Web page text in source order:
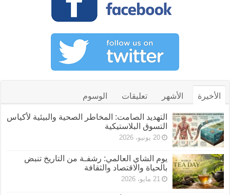
الأخيرة الأشهر تعليقات الوسوم
التهديد الصامت: المخاطر الصحية والبيئية لأكياس
التسوق البلاستيكية
20 يونيو، 2026
يوم الشاي العالمي: رشفـة من التاريخ تنبض
بالحياة والاقتصاد والثقافة
21 مايو، 2026